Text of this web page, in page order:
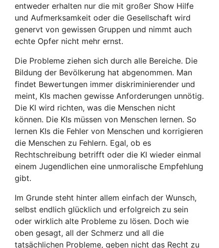
entweder erhalten nur die mit großer Show Hilfe
und Aufmerksamkeit oder die Gesellschaft wird
genervt von gewissen Gruppen und nimmt auch
echte Opfer nicht mehr ernst.
Die Probleme ziehen sich durch alle Bereiche. Die
Bildung der Bevölkerung hat abgenommen. Man
findet Bewertungen immer diskriminierender und
meint, KIs machen gewisse Anforderungen unnötig.
Die KI wird richten, was die Menschen nicht
können. Die KIs müssen von Menschen lernen. So
lernen KIs die Fehler von Menschen und korrigieren
die Menschen zu Fehlern. Egal, ob es
Rechtschreibung betrifft oder die KI wieder einmal
einem Jugendlichen eine unmoralische Empfehlung
gibt.
Im Grunde steht hinter allem einfach der Wunsch,
selbst endlich glücklich und erfolgreich zu sein
oder wirklich alte Probleme zu lösen. Doch wie
oben gesagt, all der Schmerz und all die
tatsächlichen Probleme, geben nicht das Recht zu